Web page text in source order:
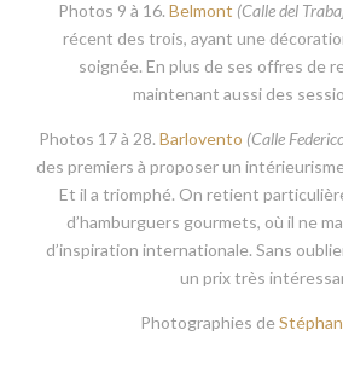
Photos 9 à 16. Belmont (Calle del
récent des trois, ayant une
soignée. En plus de ses offres de
maintenant aussi des
Photos 17 à 28. Barlovento (Calle
des premiers à proposer un
Et il a triomphé. On retient
d’hamburguers gourmets, où il ne
d’inspiration internationale. Sans
un prix très
Photographies de